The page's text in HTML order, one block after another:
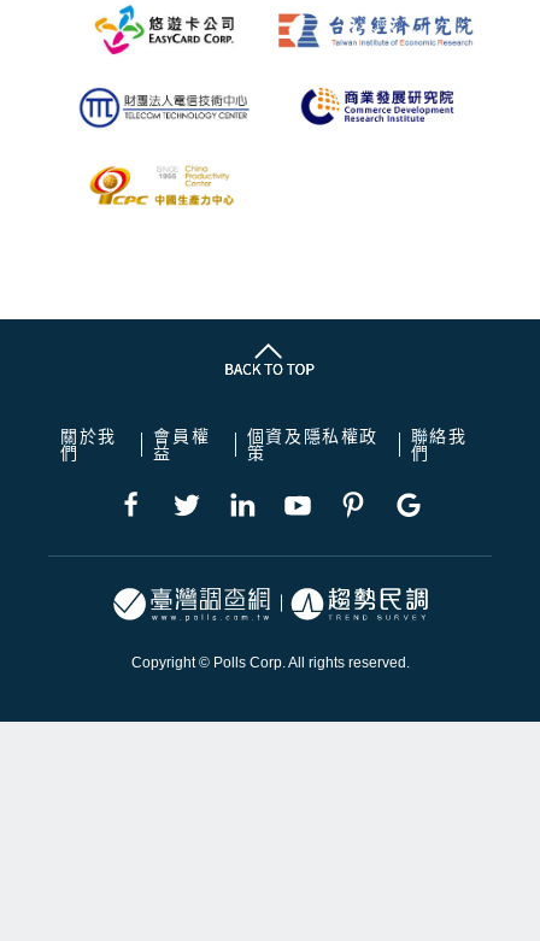
關於我
們
會員權
益
個資及隱私權政
策
聯絡我
們
Copyright © Polls Corp. All rights reserved.